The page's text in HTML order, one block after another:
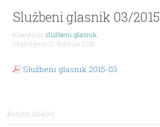
Službeni glasnik 03/2015
Kategorija službeni glasnik,
Objavljeno 15. travnja 2015.
Službeni glasnik 2015-03
korisni linkovi